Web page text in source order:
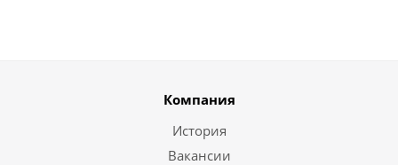
Компания
История
Вакансии